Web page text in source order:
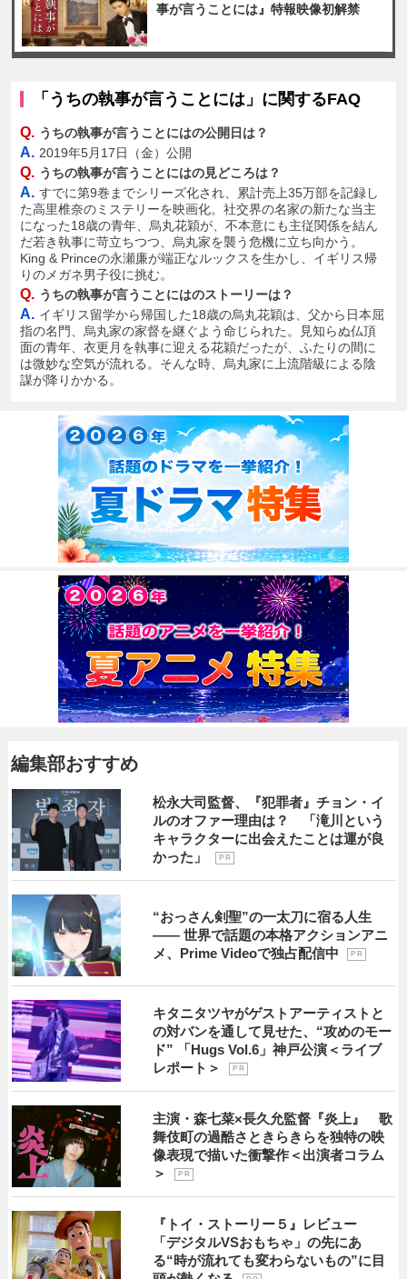
事が言うことには』特報映像初解禁
「うちの執事が言うことには」に関するFAQ
Q. うちの執事が言うことにはの公開日は？
A. 2019年5月17日（金）公開
Q. うちの執事が言うことにはの見どころは？
A. すでに第9巻までシリーズ化され、累計売上35万部を記録し
た高里椎奈のミステリーを映画化。社交界の名家の新たな当主
になった18歳の青年、烏丸花穎が、不本意にも主従関係を結ん
だ若き執事に苛立ちつつ、烏丸家を襲う危機に立ち向かう。
King & Princeの永瀬廉が端正なルックスを生かし、イギリス帰
りのメガネ男子役に挑む。
Q. うちの執事が言うことにはのストーリーは？
A. イギリス留学から帰国した18歳の烏丸花穎は、父から日本屈
指の名門、烏丸家の家督を継ぐよう命じられた。見知らぬ仏頂
面の青年、衣更月を執事に迎える花穎だったが、ふたりの間に
は微妙な空気が流れる。そんな時、烏丸家に上流階級による陰
謀が降りかかる。
編集部おすすめ
松永大司監督、『犯罪者』チョン・イ
ルのオファー理由は？ 「滝川という
キャラクターに出会えたことは運が良
かった」
P R
“おっさん剣聖”の一太刀に宿る人生
―― 世界で話題の本格アクションアニ
メ、Prime Videoで独占配信中
P R
キタニタツヤがゲストアーティストと
の対バンを通して見せた、“攻めのモー
ド” 「Hugs Vol.6」神戸公演＜ライブ
レポート＞
P R
主演・森七菜×長久允監督『炎上』 歌
舞伎町の過酷さときらきらを独特の映
像表現で描いた衝撃作＜出演者コラム
＞
P R
『トイ・ストーリー５』レビュー
「デジタルVSおもちゃ」の先にあ
る“時が流れても変わらないもの”に目